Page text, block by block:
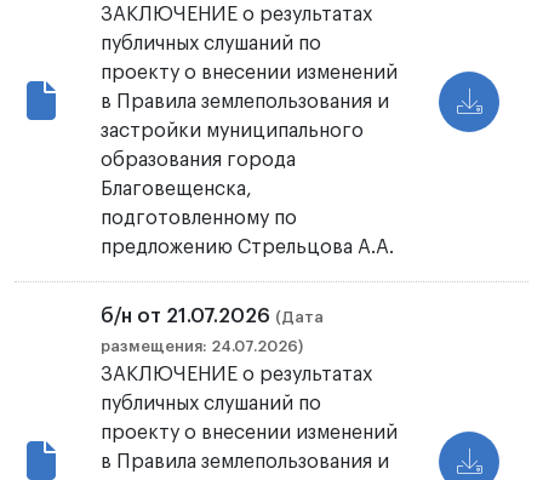
ЗАКЛЮЧЕНИЕ о результатах
публичных слушаний по
проекту о внесении изменений
в Правила землепользования и
застройки муниципального
образования города
Благовещенска,
подготовленному по
предложению Стрельцова А.А.
б/н от 21.07.2026 (Дата
размещения: 24.07.2026)
ЗАКЛЮЧЕНИЕ о результатах
публичных слушаний по
проекту о внесении изменений
в Правила землепользования и